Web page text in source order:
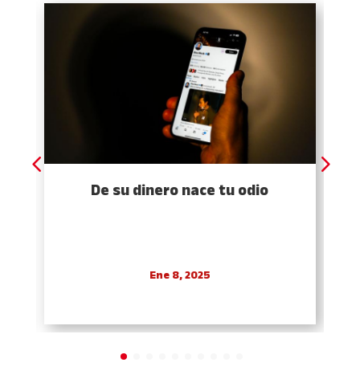
De su dinero nace tu odio
Ene 8, 2025